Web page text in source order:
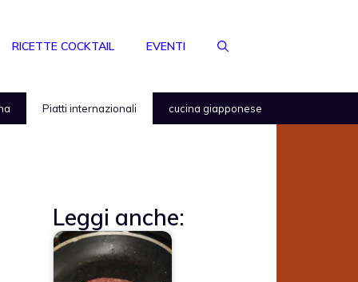
RICETTE COCKTAIL EVENTI
Piatti internazionali cucina giapponese
Leggi anche: